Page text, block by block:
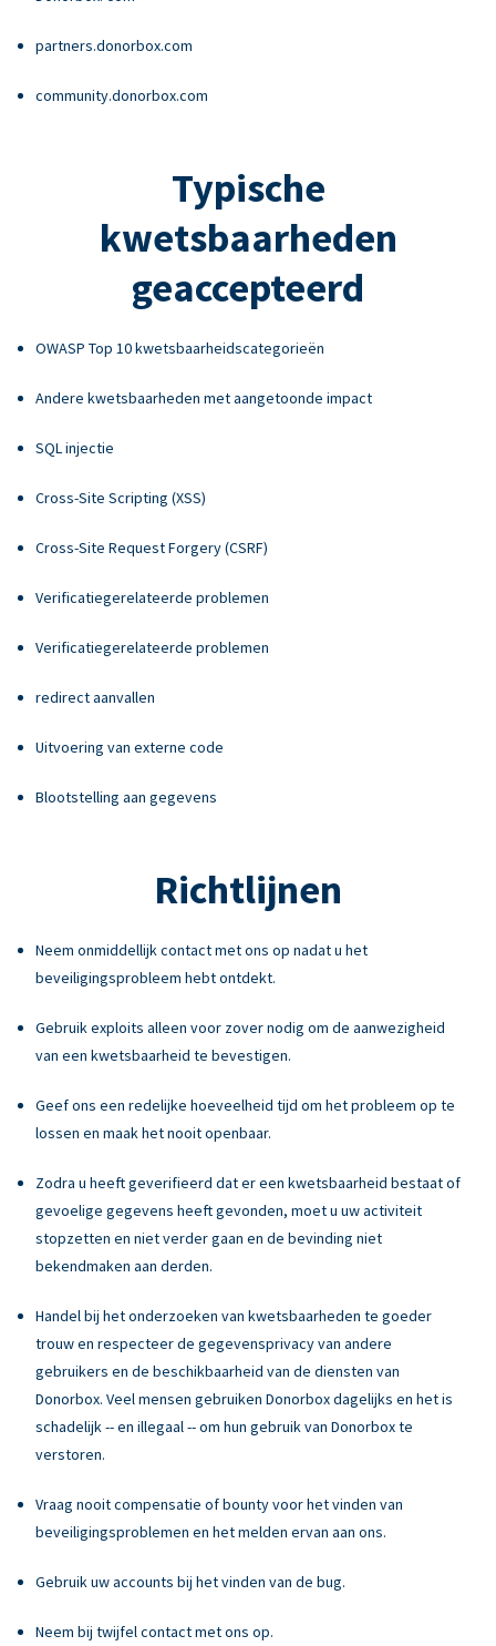
partners.donorbox.com
community.donorbox.com
Typische
kwetsbaarheden
geaccepteerd
OWASP Top 10 kwetsbaarheidscategorieën
Andere kwetsbaarheden met aangetoonde impact
SQL injectie
Cross-Site Scripting (XSS)
Cross-Site Request Forgery (CSRF)
Verificatiegerelateerde problemen
Verificatiegerelateerde problemen
redirect aanvallen
Uitvoering van externe code
Blootstelling aan gegevens
Richtlijnen
Neem onmiddellijk contact met ons op nadat u het
beveiligingsprobleem hebt ontdekt.
Gebruik exploits alleen voor zover nodig om de aanwezigheid
van een kwetsbaarheid te bevestigen.
Geef ons een redelijke hoeveelheid tijd om het probleem op te
lossen en maak het nooit openbaar.
Zodra u heeft geverifieerd dat er een kwetsbaarheid bestaat of
gevoelige gegevens heeft gevonden, moet u uw activiteit
stopzetten en niet verder gaan en de bevinding niet
bekendmaken aan derden.
Handel bij het onderzoeken van kwetsbaarheden te goeder
trouw en respecteer de gegevensprivacy van andere
gebruikers en de beschikbaarheid van de diensten van
Donorbox. Veel mensen gebruiken Donorbox dagelijks en het is
schadelijk -- en illegaal -- om hun gebruik van Donorbox te
verstoren.
Vraag nooit compensatie of bounty voor het vinden van
beveiligingsproblemen en het melden ervan aan ons.
Gebruik uw accounts bij het vinden van de bug.
Neem bij twijfel contact met ons op.